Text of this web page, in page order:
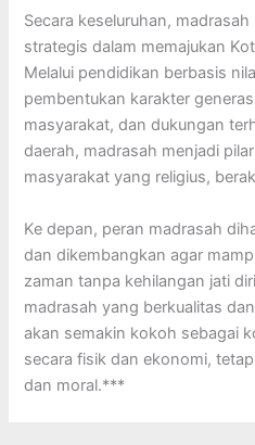
Secara keseluruhan,
strategis dalam memajukan
Melalui pendidikan berbasis
pembentukan karakter
masyarakat, dan dukungan
daerah, madrasah menjadi
masyarakat yang religius,
Ke depan, peran madrasah
dan dikembangkan agar
zaman tanpa kehilangan jati
madrasah yang berkualitas
akan semakin kokoh sebagai
secara fisik dan ekonomi,
dan moral.***